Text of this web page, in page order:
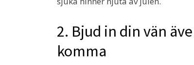
2. Bjud in din vän
komma